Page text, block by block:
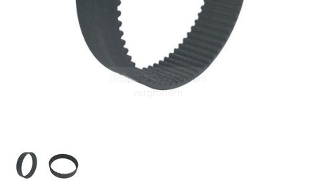
Doppelt antippen zum
vergrößern